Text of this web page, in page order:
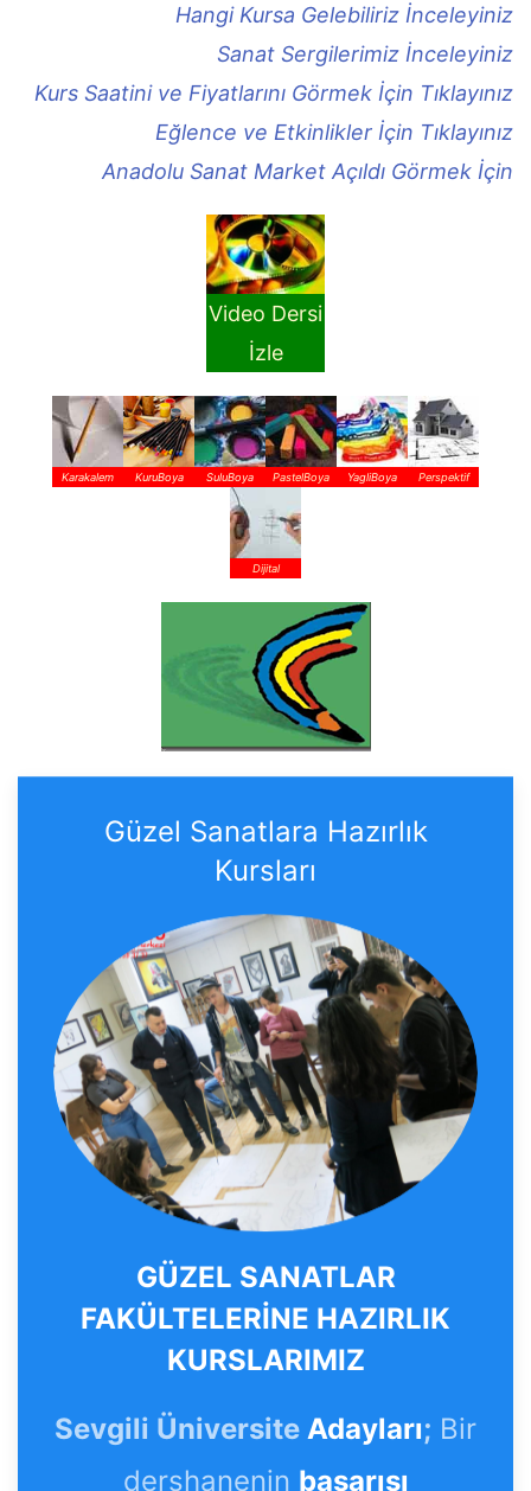
Hangi Kursa Gelebiliriz İnceleyiniz
Sanat Sergilerimiz İnceleyiniz
Kurs Saatini ve Fiyatlarını Görmek İçin Tıklayınız
Eğlence ve Etkinlikler İçin Tıklayınız
Anadolu Sanat Market Açıldı Görmek İçin
Video Dersi
İzle
Karakalem KuruBoya SuluBoya PastelBoya YagliBoya Perspektif
Dijital
Güzel Sanatlara Hazırlık
Kursları
GÜZEL SANATLAR
FAKÜLTELERİNE HAZIRLIK
KURSLARIMIZ
Sevgili Üniversite Adayları; Bir
dershanenin başarısı